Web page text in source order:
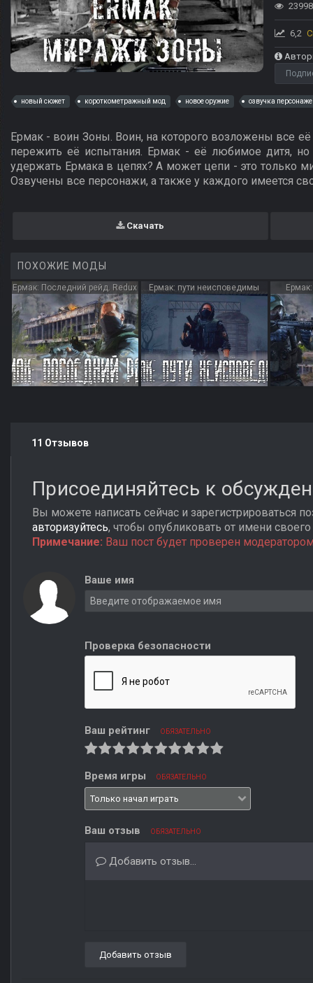
6,2
новый сюжет короткометражный мод новое оружие озвучка
Ермак - воин Зоны. Воин, на которого возложены все
пережить её испытания. Ермак - её любимое дитя,
удержать Ермака в цепях? А может цепи - это только
Озвучены все персонажи, а также у каждого имеется
Скачать
ПОХОЖИЕ МОДЫ
Ермак: Последний рейд. Redux Ермак: пути неисповедимы
11 Отзывов
Присоединяйтесь к
Вы можете написать сейчас и зарегистрироваться
авторизуйтесь, чтобы опубликовать от имени своего
Примечание: Ваш пост будет проверен
Ваше имя
Проверка безопасности
Ваш рейтинг ОБЯЗАТЕЛЬНО
Время игры ОБЯЗАТЕЛЬНО
Ваш отзыв ОБЯЗАТЕЛЬНО
Добавить отзыв...
Добавить отзыв